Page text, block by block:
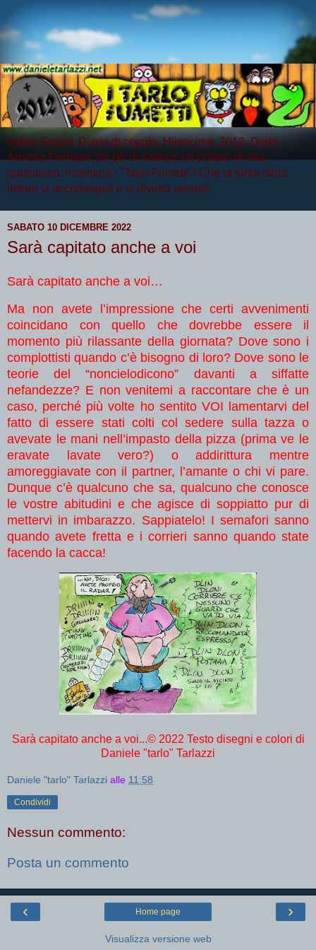
Arthur Serpis, Diario di coppia, Hiroscima, 2012, Darla
Artrosia Perhaps, un po' di satira e un pizzico di vita
quotidiana: insomma i "Tarlo Fumetti"! Che la forza della
lettura vi accompagni e vi diverta sempre.
SABATO 10 DICEMBRE 2022
Sarà capitato anche a voi
Sarà capitato anche a voi…
Ma non avete l’impressione che certi avvenimenti
coincidano con quello che dovrebbe essere il
momento più rilassante della giornata? Dove sono i
complottisti quando c’è bisogno di loro? Dove sono le
teorie del “noncielodicono” davanti a siffatte
nefandezze? E non venitemi a raccontare che è un
caso, perché più volte ho sentito VOI lamentarvi del
fatto di essere stati colti col sedere sulla tazza o
avevate le mani nell’impasto della pizza (prima ve le
eravate lavate vero?) o addirittura mentre
amoreggiavate con il partner, l’amante o chi vi pare.
Dunque c’è qualcuno che sa, qualcuno che conosce
le vostre abitudini e che agisce di soppiatto pur di
mettervi in imbarazzo. Sappiatelo! I semafori sanno
quando avete fretta e i corrieri sanno quando state
facendo la cacca!
Sarà capitato anche a voi...© 2022 Testo disegni e colori di
Daniele "tarlo" Tarlazzi
Daniele "tarlo" Tarlazzi alle 11:58
Condividi
Nessun commento:
Posta un commento
‹ ›
Home page
Visualizza versione web